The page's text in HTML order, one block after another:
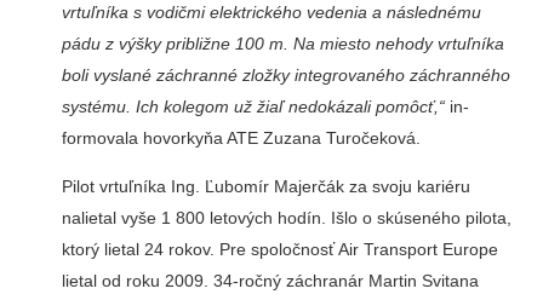
vrtuľníka s vodič­mi elektrického vedenia a následné­mu
pádu z výšky približne 100 m. Na miesto nehody vrtuľníka
boli vyslané záchranné zložky integrova­ného záchranného
systému. Ich kole­gom už žiaľ nedokázali pomôcť,“ in­
formovala hovorkyňa ATE Zuzana Turočeková.
Pilot vrtuľníka Ing. Ľubomír Ma­jerčák za svoju kariéru
nalietal vyše 1 800 letových hodín. Išlo o skúseného pilota,
ktorý lietal 24 rokov. Pre spo­ločnosť Air Transport Europe
lietal od roku 2009. 34-ročný záchranár Martin Svitana